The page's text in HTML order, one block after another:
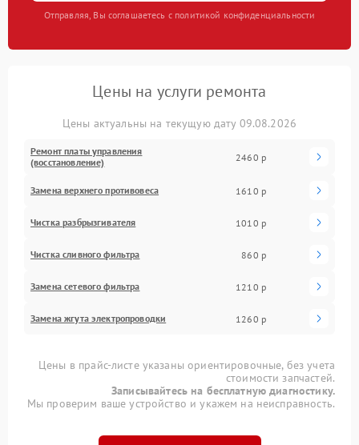
Отправляя, Вы соглашаетесь с политикой конфиденциальности
Цены на услуги ремонта
Цены актуальны на текущую дату 09.08.2026
Ремонт платы управления
(восстановление)
2460 р
Замена верхнего противовеса 1610 р
Чистка разбрызгивателя 1010 р
Чистка сливного фильтра 860 р
Замена сетевого фильтра 1210 р
Замена жгута электропроводки 1260 р
Цены в прайс-листе указаны ориентировочные, без учета
стоимости запчастей.
Записывайтесь на бесплатную диагностику.
Мы проверим ваше устройство и укажем на неисправность.